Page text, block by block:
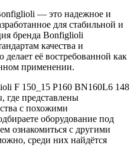
— это надежное и
для стабильной и
бренда Bonfiglioli
качества и
делает её востребованной как
применении.
F 150_15 P160 BN160L6 148
где представлены
с похожими
оборудование под
ознакомиться с другими
среди них найдётся